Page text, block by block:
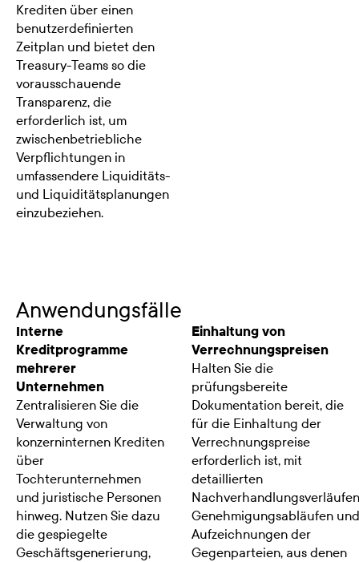
Krediten über einen
benutzerdefinierten
Zeitplan und bietet den
Treasury-Teams so die
vorausschauende
Transparenz, die
erforderlich ist, um
zwischenbetriebliche
Verpflichtungen in
umfassendere Liquiditäts-
und Liquiditätsplanungen
einzubeziehen.
Anwendungsfälle
Interne
Kreditprogramme
mehrerer
Unternehmen
Zentralisieren Sie die
Verwaltung von
konzerninternen Krediten
über
Tochterunternehmen
und juristische Personen
hinweg. Nutzen Sie dazu
die gespiegelte
Geschäftsgenerierung,
Einhaltung von
Verrechnungspreisen
Halten Sie die
prüfungsbereite
Dokumentation bereit, die
für die Einhaltung der
Verrechnungspreise
erforderlich ist, mit
detaillierten
Genehmigungsabläufen und
Aufzeichnungen der
Gegenparteien, aus denen